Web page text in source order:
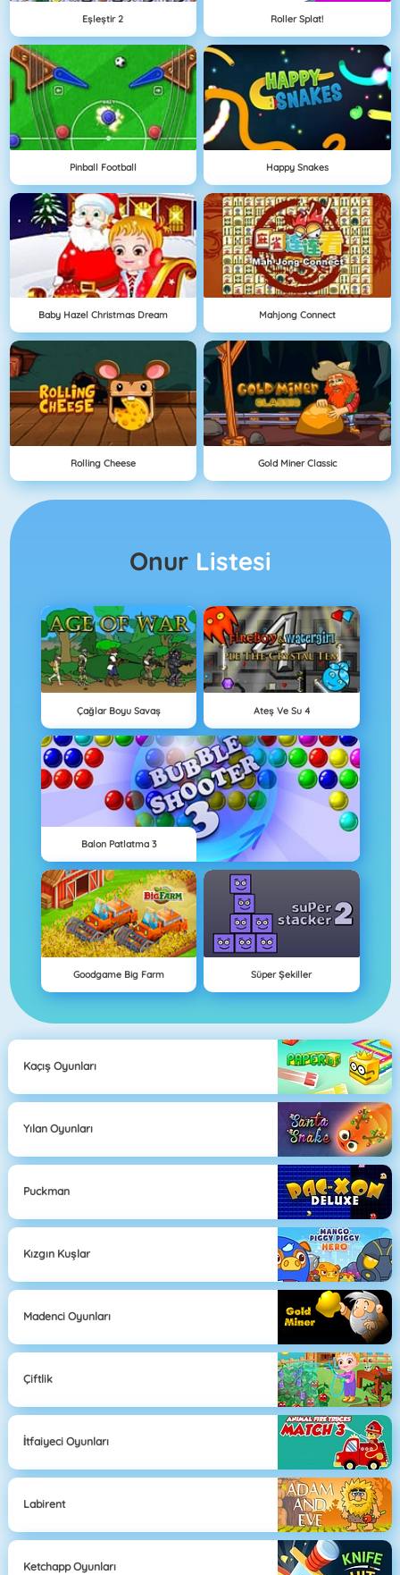
Eşleştir 2 Roller Splat!
Pinball Football Happy Snakes
Baby Hazel Christmas Dream Mahjong Connect
Rolling Cheese Gold Miner Classic
Onur Listesi
Çağlar Boyu Savaş Ateş Ve Su 4
Balon Patlatma 3
Goodgame Big Farm Süper Şekiller
Kaçış Oyunları
Yılan Oyunları
Puckman
Kızgın Kuşlar
Madenci Oyunları
Çiftlik
İtfaiyeci Oyunları
Labirent
Ketchapp Oyunları